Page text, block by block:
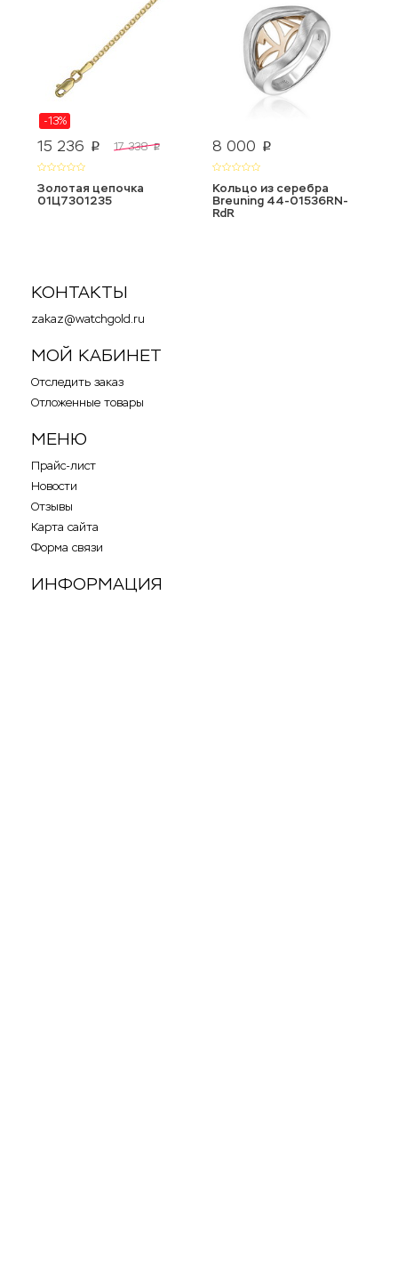
-13%
15 236 p 17 338 p
Золотая цепочка
01Ц7301235
8 000 p
Кольцо из серебра
Breuning 44-01536RN-
RdR
КОНТАКТЫ
zakaz@watchgold.ru
МОЙ КАБИНЕТ
Отследить заказ
Отложенные товары
МЕНЮ
Прайс-лист
Новости
Отзывы
Карта сайта
Форма связи
ИНФОРМАЦИЯ